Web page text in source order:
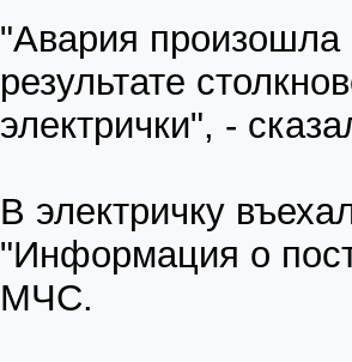
"Авария
результате
электрички", -
В электричку
"Информация о
МЧС.